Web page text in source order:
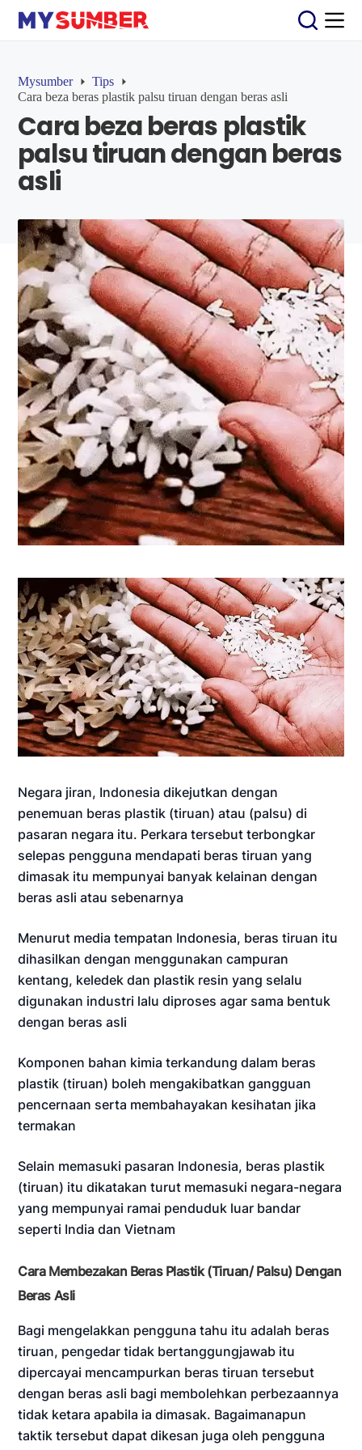
S
k
o
c
o
n
n
t
Mysumber
Tips
Cara beza beras plastik palsu tiruan dengan beras asli
Cara beza beras plastik
palsu tiruan dengan beras
asli
Negara jiran, Indonesia dikejutkan dengan
penemuan beras plastik (tiruan) atau (palsu) di
pasaran negara itu. Perkara tersebut terbongkar
selepas pengguna mendapati beras tiruan yang
dimasak itu mempunyai banyak kelainan dengan
beras asli atau sebenarnya
Menurut media tempatan Indonesia, beras tiruan itu
dihasilkan dengan menggunakan campuran
kentang, keledek dan plastik resin yang selalu
digunakan industri lalu diproses agar sama bentuk
dengan beras asli
Komponen bahan kimia terkandung dalam beras
plastik (tiruan) boleh mengakibatkan gangguan
pencernaan serta membahayakan kesihatan jika
termakan
Selain memasuki pasaran Indonesia, beras plastik
(tiruan) itu dikatakan turut memasuki negara-negara
yang mempunyai ramai penduduk luar bandar
seperti India dan Vietnam
Cara Membezakan Beras Plastik (Tiruan/ Palsu) Dengan
Beras Asli
Bagi mengelakkan pengguna tahu itu adalah beras
tiruan, pengedar tidak bertanggungjawab itu
dipercayai mencampurkan beras tiruan tersebut
dengan beras asli bagi membolehkan perbezaannya
tidak ketara apabila ia dimasak. Bagaimanapun
taktik tersebut dapat dikesan juga oleh pengguna